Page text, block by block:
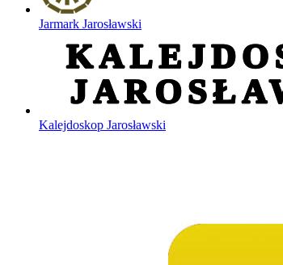
Jarmark Jarosławski
Kalejdoskop Jarosławski